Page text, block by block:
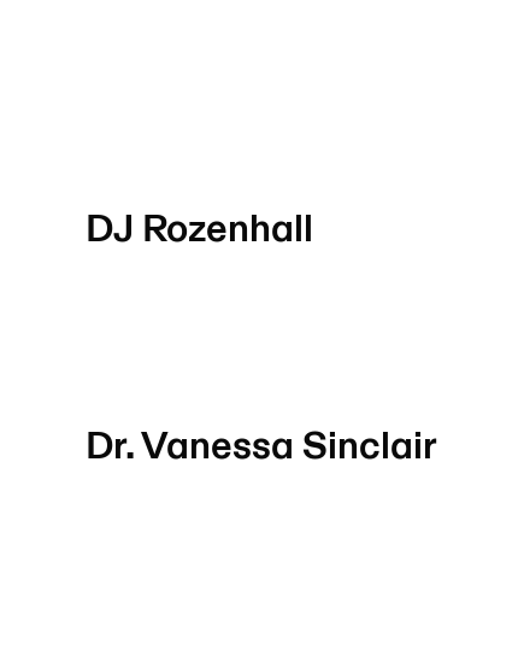
DJ Rozenhall
Dr. Vanessa Sinclair